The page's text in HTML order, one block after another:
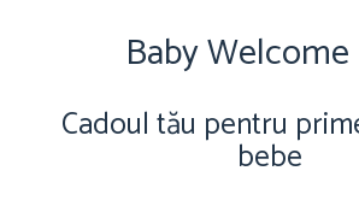
Mobilier camera copii
Saltele
Jucarii din lemn
Prosoape cu gluga
Baby
Cadoul tău pentru
bebe